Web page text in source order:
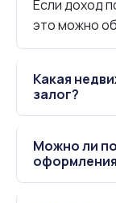
Если доход
это можно
Какая
залог?
Можно ли